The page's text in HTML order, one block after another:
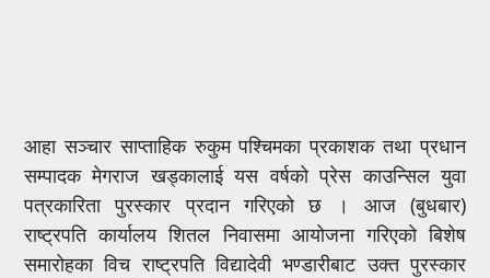
आहा सञ्चार साप्ताहिक रुकुम पश्चिमका प्रकाशक तथा प्रधान
सम्पादक मेगराज खड्कालाई यस वर्षको प्रेस काउन्सिल युवा
पत्रकारिता पुरस्कार प्रदान गरिएको छ । आज (बुधबार)
राष्ट्रपति कार्यालय शितल निवासमा आयोजना गरिएको बिशेष
समारोहका विच राष्ट्रपति विद्यादेवी भण्डारीबाट उक्त पुरस्कार